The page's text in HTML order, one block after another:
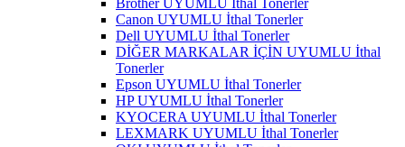
Brother UYUMLU İthal Tonerler
Canon UYUMLU İthal Tonerler
Dell UYUMLU İthal Tonerler
DİĞER MARKALAR İÇİN UYUMLU İthal
Tonerler
Epson UYUMLU İthal Tonerler
HP UYUMLU İthal Tonerler
KYOCERA UYUMLU İthal Tonerler
LEXMARK UYUMLU İthal Tonerler